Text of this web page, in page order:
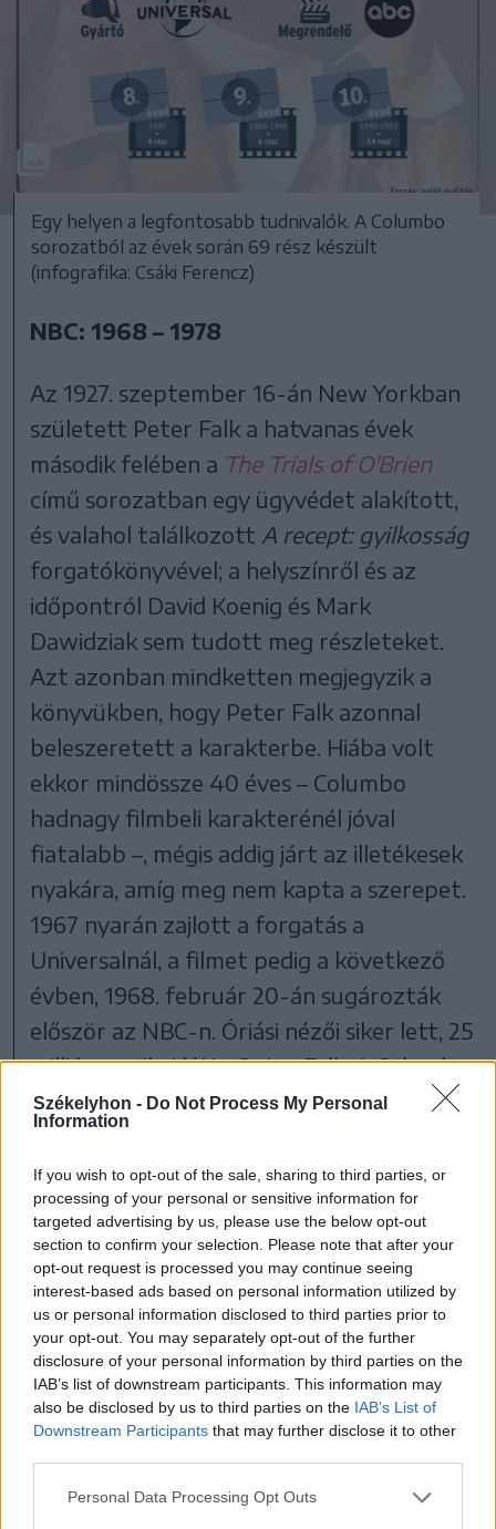
Székelyhon - Do Not Process My Personal
Information
If you wish to opt-out of the sale, sharing to third parties, or
processing of your personal or sensitive information for
targeted advertising by us, please use the below opt-out
section to confirm your selection. Please note that after your
opt-out request is processed you may continue seeing
interest-based ads based on personal information utilized by
us or personal information disclosed to third parties prior to
your opt-out. You may separately opt-out of the further
disclosure of your personal information by third parties on the
IAB’s list of downstream participants. This information may
also be disclosed by us to third parties on the IAB’s List of
Downstream Participants that may further disclose it to other
Personal Data Processing Opt Outs
Egy helyen a legfontosabb tudnivalók. A Columbo
sorozatból az évek során 69 rész készült
(infografika: Csáki Ferencz)
NBC: 1968 – 1978
Az 1927. szeptember 16-án New Yorkban
született Peter Falk a hatvanas évek
második felében a The Trials of O'Brien
című sorozatban egy ügyvédet alakított,
és valahol találkozott A recept: gyilkosság
forgatókönyvével; a helyszínről és az
időpontról David Koenig és Mark
Dawidziak sem tudott meg részleteket.
Azt azonban mindketten megjegyzik a
könyvükben, hogy Peter Falk azonnal
beleszeretett a karakterbe. Hiába volt
ekkor mindössze 40 éves – Columbo
hadnagy filmbeli karakterénél jóval
fiatalabb –, mégis addig járt az illetékesek
nyakára, amíg meg nem kapta a szerepet.
1967 nyarán zajlott a forgatás a
Universalnál, a filmet pedig a következő
évben, 1968. február 20-án sugározták
először az NBC-n. Óriási nézői siker lett, 25
millió amerikai látta Peter Falkot Columbo
hadnagy szerepében, a sorozat pedig
azonnal zöld utat kapott az újabb részek
forgatására. Azaz majdnem…
Aki látta az első – pontosabban a pilotnak
titulált bevezető – részt, érezhette, hogy
ez a Columbo még nem az igazi. Itt
ugyanis Columbo jól fésült, nincs meg a
rozoga szolgálati autója, a ballonkabátja
új, akárcsak a többi ruhája és cipője. A
feleségét azonban már ebben a részben